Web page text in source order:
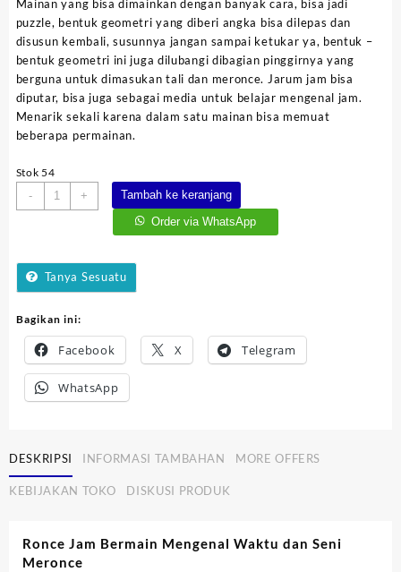
Rp140.000.adalah:
Rp105.000.
Mainan yang bisa dimainkan dengan banyak cara, bisa jadi
puzzle, bentuk geometri yang diberi angka bisa dilepas dan
disusun kembali, susunnya jangan sampai ketukar ya, bentuk –
bentuk geometri ini juga dilubangi dibagian pinggirnya yang
berguna untuk dimasukan tali dan meronce. Jarum jam bisa
diputar, bisa juga sebagai media untuk belajar mengenal jam.
Menarik sekali karena dalam satu mainan bisa memuat
beberapa permainan.
Stok 54
-
Kuantitas
Ronce
+
Tambah ke keranjang
Order via WhatsApp
Tanya Sesuatu
Bagikan ini:
Facebook X Telegram
WhatsApp
DESKRIPSI INFORMASI TAMBAHAN MORE OFFERS
KEBIJAKAN TOKO DISKUSI PRODUK
Ronce Jam Bermain Mengenal Waktu dan Seni
Meronce